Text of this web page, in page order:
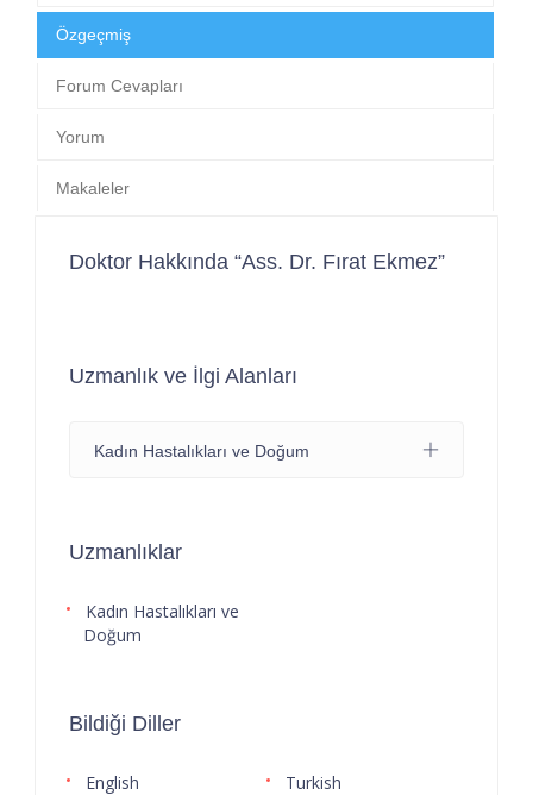
Özgeçmiş
Forum Cevapları
Yorum
Makaleler
Doktor Hakkında “Ass. Dr. Fırat Ekmez”
Uzmanlık ve İlgi Alanları
Kadın Hastalıkları ve Doğum
Uzmanlıklar
Kadın Hastalıkları ve
Doğum
Bildiği Diller
English Turkish